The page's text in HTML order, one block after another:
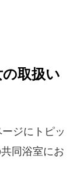
取扱い
ジにトピッ
同浴室にお